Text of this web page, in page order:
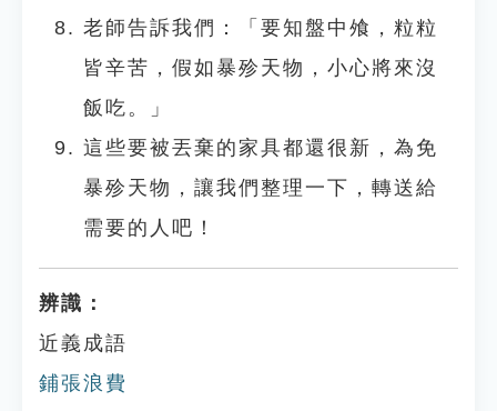
老師告訴我們：「要知盤中飧，粒粒
皆辛苦，假如暴殄天物，小心將來沒
飯吃。」
這些要被丟棄的家具都還很新，為免
暴殄天物，讓我們整理一下，轉送給
需要的人吧！
辨識：
近義成語
鋪張浪費